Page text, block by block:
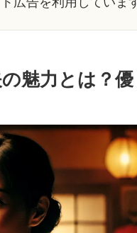
魅力とは？優